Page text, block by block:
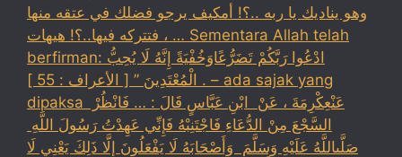
وهو يناديك يا ربه ..؟! أمكيف يرجو فضلك في عتقه منها
، فتتركه فيها..؟! هيهات … Sementara Allah telah
berfirman: ادْعُوا رَبَّكُمْ تَضَرُّعًاوَخُفْيَةً إِنَّهُ لَا يُحِبُّ
الْمُعْتَدِينَ ” [ الأعراف : 55 ] . – ada sajak yang
dipaksa ‏عَنْ‏‏عِكْرِمَةَ ‏، ‏عَنْ ‏ ‏ابْنِ عَبَّاسٍ ‏‏قَالَ : … فَانْظُرْ ‏‏
السَّجْعَ ‏‏مِنْ الدُّعَاءِ فَاجْتَنِبْهُ فَإِنِّي عَهِدْتُ رَسُولَ اللَّهِ ‏
‏صَلَّىاللَّهُ عَلَيْهِ وَسَلَّمَ ‏ ‏وَأَصْحَابَهُ لَا يَفْعَلُونَ إِلَّا ذَلِكَ ‏‏يَعْنِي لَا